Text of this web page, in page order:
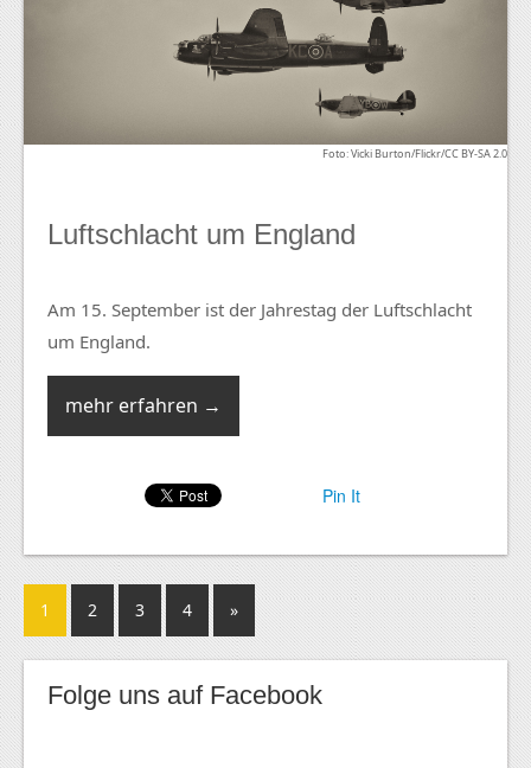
Foto: Vicki Burton/Flickr/CC BY-SA 2.0
Luftschlacht um England
Am 15. September ist der Jahrestag der Luftschlacht
um England.
mehr erfahren →
Pin It
1 2 3 4 »
Folge uns auf Facebook